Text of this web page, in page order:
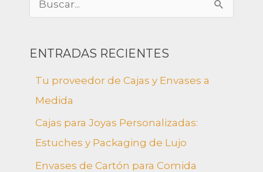
s
p
ENTRADAS RECIENTES
Tu proveedor de Cajas y Envases a
Medida
Cajas para Joyas Personalizadas:
Estuches y Packaging de Lujo
Envases de Cartón para Comida